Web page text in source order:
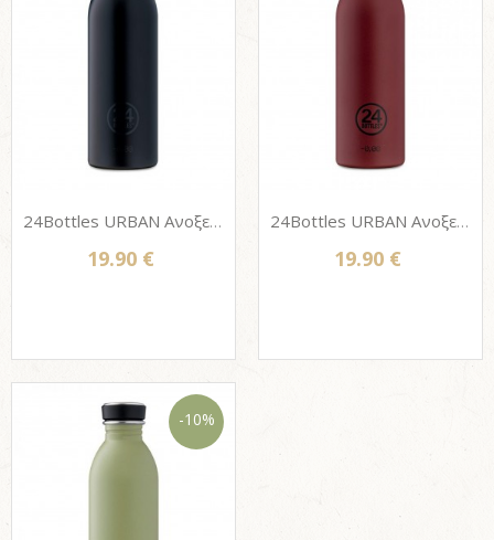
24Bottles URBAN Ανοξείδωτο μπουκάλι - TUXEDO BLACK 500ml
19.90 €
24Bottles URBAN Ανοξείδωτο μπουκάλι - COUNTRY RED 500ml
19.90 €
-10%